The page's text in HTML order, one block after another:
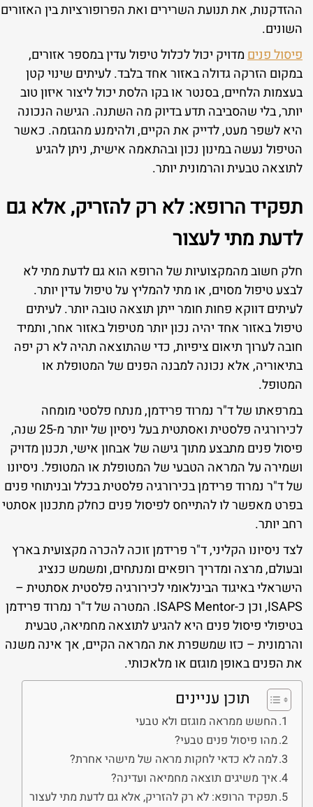
ההזדקנות, את תנועת השרירים ואת הפרופורציות בין האזורים
השונים.
פיסול פניםמדויק יכול לכלול טיפול עדין במספר אזורים,
במקום הזרקה גדולה באזור אחד בלבד. לעיתים שינוי קטן
בעצמות הלחיים, בסנטר או בקו הלסת יכול ליצור איזון טוב
יותר, בלי שהסביבה תדע בדיוק מה השתנה. הגישה הנכונה
היא לשפר מעט, לדייק את הקיים, ולהימנע מהגזמה. כאשר
הטיפול נעשה במינון נכון ובהתאמה אישית, ניתן להגיע
לתוצאה טבעית והרמונית יותר.
תפקיד הרופא: לא רק להזריק, אלא גם
לדעת מתי לעצור
חלק חשוב מהמקצועיות של הרופא הוא גם לדעת מתי לא
לבצע טיפול מסוים, או מתי להמליץ על טיפול עדין יותר.
לעיתים דווקא פחות חומר ייתן תוצאה טובה יותר. לעיתים
טיפול באזור אחד יהיה נכון יותר מטיפול באזור אחר, ותמיד
חובה לערוך תיאום ציפיות, כדי שהתוצאה תהיה לא רק יפה
בתיאוריה, אלא נכונה למבנה הפנים של המטופלת או
המטופל.
במרפאתו של ד"ר נמרוד פרידמן, מנתח פלסטי מומחה
לכירורגיה פלסטית ואסתטית בעל ניסיון של יותר מ-25 שנה,
פיסול פנים מתבצע מתוך גישה של אבחון אישי, תכנון מדויק
ושמירה על המראה הטבעי של המטופלת או המטופל. ניסיונו
של ד"ר נמרוד פרידמן בכירורגיה פלסטית בכלל ובניתוחי פנים
בפרט מאפשר לו להתייחס לפיסול פנים כחלק מתכנון אסתטי
רחב יותר.
לצד ניסיונו הקליני, ד"ר פרידמן זוכה להכרה מקצועית בארץ
ובעולם, מרצה ומדריך רופאים ומנתחים, ומשמש כנציג
הישראלי באיגוד הבינלאומי לכירורגיה פלסטית אסתטית –
ISAPS, וכן כ-ISAPS Mentor. המטרה של ד"ר נמרוד פרידמן
בטיפולי פיסול פנים היא להגיע לתוצאה מחמיאה, טבעית
והרמונית – כזו שמשפרת את המראה הקיים, אך אינה משנה
את הפנים באופן מוגזם או מלאכותי.
תוכן עניינים
החשש ממראה מוגזם ולא טבעי
מהו פיסול פנים טבעי?
למה לא כדאי לחקות מראה של מישהי אחרת?
איך משיגים תוצאה מחמיאה ועדינה?
תפקיד הרופא: לא רק להזריק, אלא גם לדעת מתי לעצור